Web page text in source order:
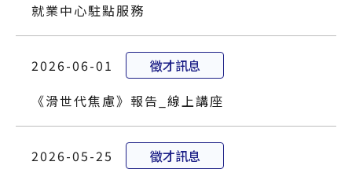
就業中心駐點服務
2026-06-01
徵才訊息
《滑世代焦慮》報告_線上講座
2026-05-25
徵才訊息